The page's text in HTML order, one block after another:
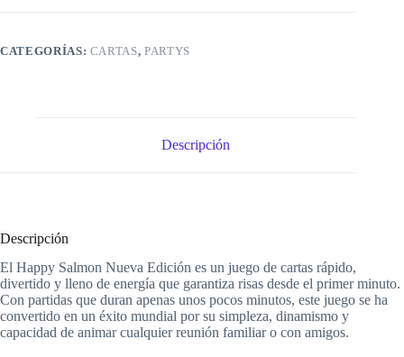
CATEGORÍAS: CARTAS,PARTYS
Descripción
Descripción
El Happy Salmon Nueva Edición es un juego de cartas rápido,
divertido y lleno de energía que garantiza risas desde el primer minuto.
Con partidas que duran apenas unos pocos minutos, este juego se ha
convertido en un éxito mundial por su simpleza, dinamismo y
capacidad de animar cualquier reunión familiar o con amigos.